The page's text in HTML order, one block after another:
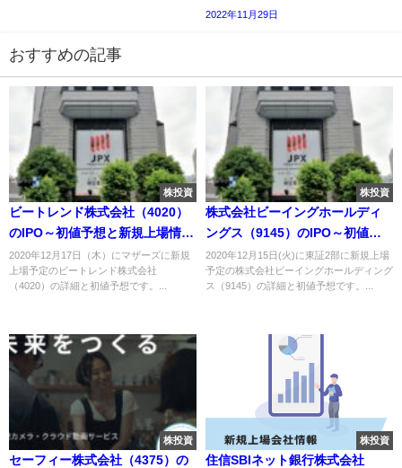
2022年11月29日
おすすめの記事
株投資
ビートレンド株式会社（4020）
のIPO～初値予想と新規上場情報
～
2020年12月17日（木）にマザーズに新規
上場予定のビートレンド株式会社
（4020）の詳細と初値予想です。...
株投資
株式会社ビーイングホールディ
ングス（9145）のIPO～初値予
想と新規上場情報～
2020年12月15日(火)に東証2部に新規上場
予定の株式会社ビーイングホールディング
ス（9145）の詳細と初値予想です。...
株投資
セーフィー株式会社（4375）の
株投資
住信SBIネット銀行株式会社